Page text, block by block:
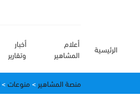
الرئيسية
أعلام
المشاهير
أخبار
وتقارير
منصة المشاهير > منوعات>